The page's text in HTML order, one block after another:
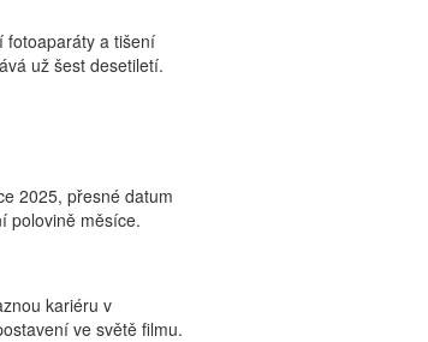
fotoaparáty a tišení
už šest desetiletí.
2025, přesné datum
polovině měsíce.
kariéru v
ve světě filmu.